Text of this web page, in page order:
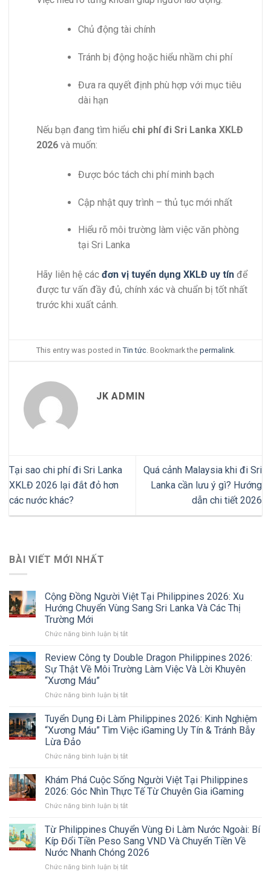
Chủ động tài chính
Tránh bị động hoặc hiểu nhầm chi phí
Đưa ra quyết định phù hợp với mục tiêu
dài hạn
Nếu bạn đang tìm hiểu chi phí đi Sri Lanka XKLĐ
2026và muốn:
Được bóc tách chi phí minh bạch
Cập nhật quy trình – thủ tục mới nhất
Hiểu rõ môi trường làm việc văn phòng
tại Sri Lanka
Hãy liên hệ các đơn vị tuyển dụng XKLĐ uy tínđể
được tư vấn đầy đủ, chính xác và chuẩn bị tốt nhất
trước khi xuất cảnh.
This entry was posted in Tin tức. Bookmark the permalink.
JK ADMIN
Tại sao chi phí đi Sri Lanka
XKLĐ 2026 lại đắt đỏ hơn
các nước khác?
Quá cảnh Malaysia khi đi Sri
Lanka cần lưu ý gì? Hướng
dẫn chi tiết 2026
BÀI VIẾT MỚI NHẤT
Cộng Đồng Người Việt Tại Philippines 2026: Xu
Hướng Chuyển Vùng Sang Sri Lanka Và Các Thị
Trường Mới
Chức năng bình luận bị tắtở
Đồng
Người
Việt
Philippines
Xu
Hướng
Chuyển
Sang
Lanka
Và
Thị
Mới
Review Công ty Double Dragon Philippines 2026:
Sự Thật Về Môi Trường Làm Việc Và Lời Khuyên
“Xương Máu”
Chức năng bình luận bị tắtở
Công
ty
Double
Philippines
Sự
Thật
Môi
Làm
Việc
Và
Tuyển Dụng Đi Làm Philippines 2026: Kinh Nghiệm
“Xương Máu” Tìm Việc iGaming Uy Tín & Tránh Bẫy
Lừa Đảo
Chức năng bình luận bị tắtở
Dụng
Đi
Làm
Philippines
Kinh
Nghiệm
“Xương
Tìm
Khám Phá Cuộc Sống Người Việt Tại Philippines
2026: Góc Nhìn Thực Tế Từ Chuyên Gia iGaming
Chức năng bình luận bị tắtở
Phá
Cuộc
Sống
Người
Việt
Từ Philippines Chuyển Vùng Đi Làm Nước Ngoài: Bí
Kíp Đổi Tiền Peso Sang VND Và Chuyển Tiền Về
Nước Nhanh Chóng 2026
Chức năng bình luận bị tắtở